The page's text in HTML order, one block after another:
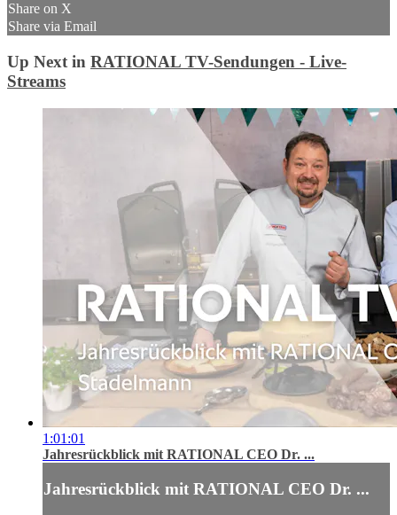
Share on X
Share via Email
Up Next in RATIONAL TV-Sendungen - Live-
Streams
1:01:01
Jahresrückblick mit RATIONAL CEO Dr. ...
Jahresrückblick mit RATIONAL CEO Dr. ...